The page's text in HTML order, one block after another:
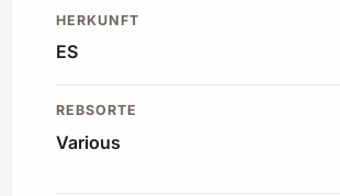
HERKUNFT
ES
REBSORTE
Various